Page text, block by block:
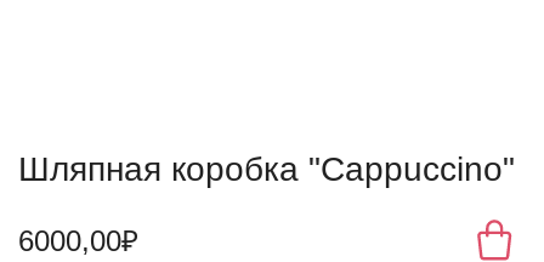
Шляпная коробка "Cappuccino"
6000,00₽